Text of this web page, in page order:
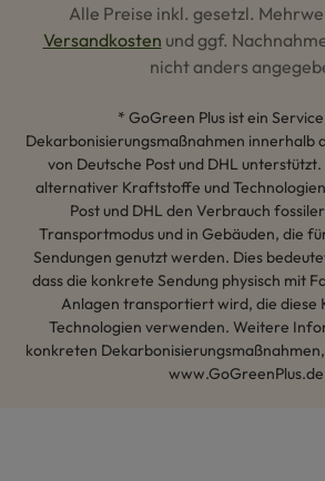
Alle Preise inkl. gesetzl.
Versandkosten und ggf.
nicht anders
* GoGreen Plus ist ein
Dekarbonisierungsmaßnahmen innerhalb
von Deutsche Post und DHL
alternativer Kraftstoffe und
Post und DHL den Verbrauch
Transportmodus und in Gebäuden, die
Sendungen genutzt werden. Dies
dass die konkrete Sendung physisch mit
Anlagen transportiert wird, die
Technologien verwenden. Weitere
konkreten